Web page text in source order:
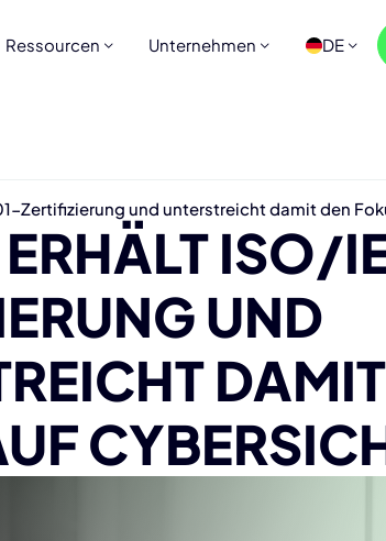
Ressourcen Unternehmen DE
Zertifizierung und unterstreicht damit den
ISO/
UND